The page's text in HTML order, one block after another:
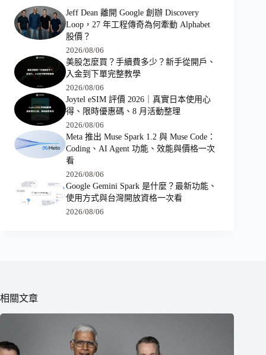
Jeff Dean 離開 Google 創辦 Discovery
Loop，27 年工程傳奇為何牽動 Alphabet
股價？
2026/08/06
美股怎麼買？手續費多少？新手從開戶、
入金到下單完整教學
2026/08/06
Joytel eSIM 評價 2026｜真實日本使用心
得、限時優惠碼、8 月活動整理
2026/08/06
Meta 推出 Muse Spark 1.2 與 Muse Code：
Coding、AI Agent 功能、效能與價格一次
看
2026/08/06
Google Gemini Spark 是什麼？最新功能、
使用方式與台灣開放資格一次看
2026/08/06
相關文章